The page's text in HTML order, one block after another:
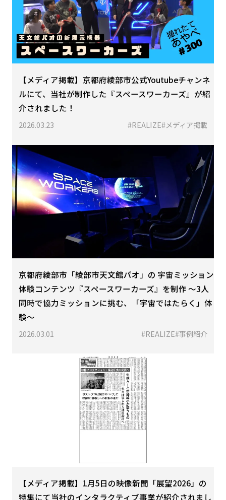
【メディア掲載】京都府綾部市公式Youtubeチャンネ
ルにて、当社が制作した『スペースワーカーズ』が紹
介されました！
2026.03.23 #REALIZE#メディア掲載
京都府綾部市「綾部市天文館パオ」の 宇宙ミッション
体験コンテンツ『スペースワーカーズ』を制作 〜3人
同時で協力ミッションに挑む、「宇宙ではたらく」体
験〜
2026.03.01 #REALIZE#事例紹介
【メディア掲載】1月5日の映像新聞「展望2026」の
特集にて当社のインタラクティブ事業が紹介されまし